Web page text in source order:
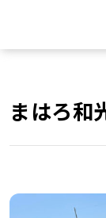
まはろ和